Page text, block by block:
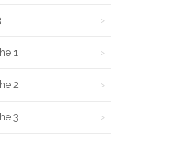
1
2
3